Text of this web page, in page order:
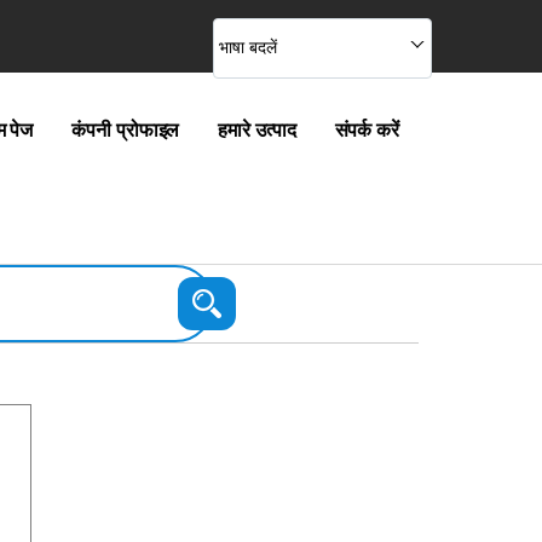
भाषा बदलें
पेज कंपनी प्रोफाइल हमारे उत्पाद संपर्क करें